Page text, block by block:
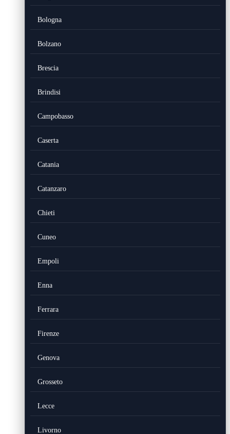
Bologna
Bolzano
Brescia
Brindisi
Campobasso
Caserta
Catania
Catanzaro
Chieti
Cuneo
Empoli
Enna
Ferrara
Firenze
Genova
Grosseto
Lecce
Livorno